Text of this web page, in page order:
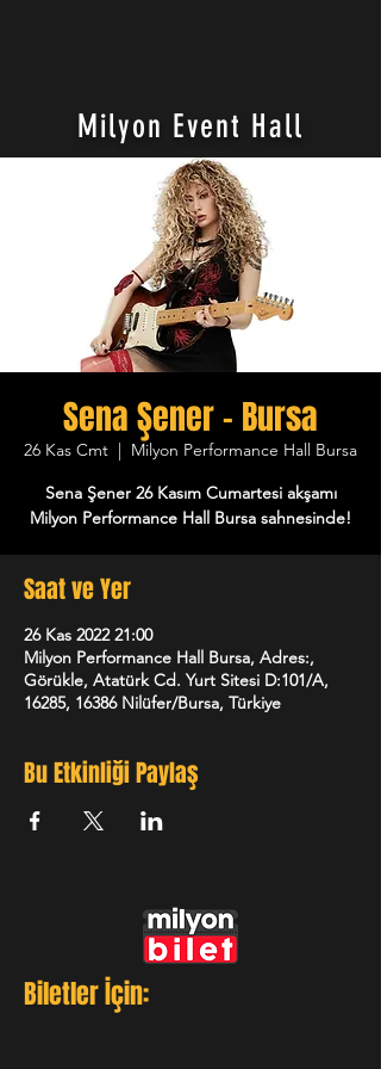
Milyon Event Hall
Sena Şener - Bursa
26 Kas Cmt
  |
Milyon Performance Hall Bursa
Sena Şener 26 Kasım Cumartesi akşamı
Milyon Performance Hall Bursa sahnesinde!
Saat ve Yer
26 Kas 2022 21:00
Milyon Performance Hall Bursa, Adres:,
Görükle, Atatürk Cd. Yurt Sitesi D:101/A,
16285, 16386 Nilüfer/Bursa, Türkiye
Bu Etkinliği Paylaş
Biletler İçin: